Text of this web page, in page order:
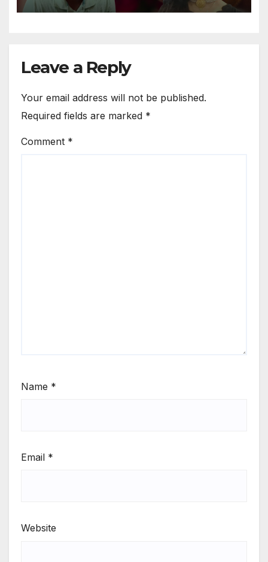
Leave a Reply
Your email address will not be published.
Required fields are marked *
Comment *
Name *
Email *
Website